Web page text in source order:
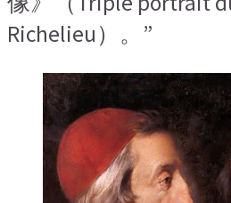
Richelieu）。”